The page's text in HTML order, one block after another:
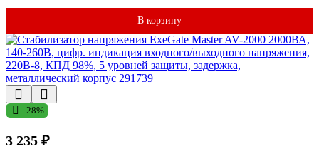
В корзину
-28%
3 235 ₽